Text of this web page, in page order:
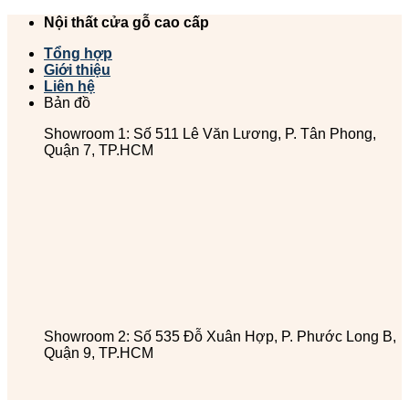
Chuyển
dung
Nội thất cửa gỗ cao cấp
Tổng hợp
Giới thiệu
Liên hệ
Bản đồ
Showroom 1: Số 511 Lê Văn Lương, P. Tân Phong,
Quận 7, TP.HCM
Showroom 2: Số 535 Đỗ Xuân Hợp, P. Phước Long B,
Quận 9, TP.HCM